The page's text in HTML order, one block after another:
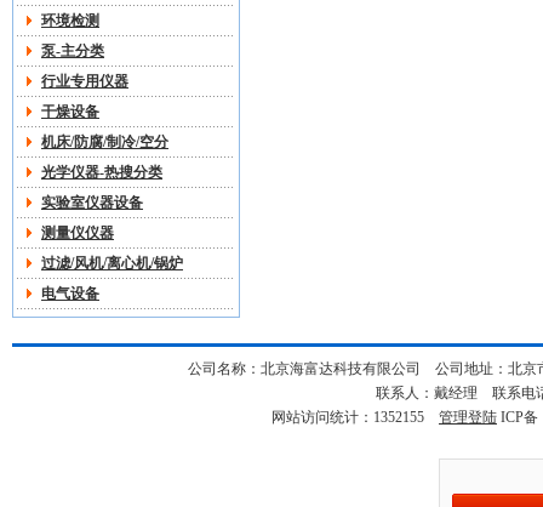
环境检测
泵-主分类
行业专用仪器
干燥设备
机床/防腐/制冷/空分
光学仪器-热搜分类
实验室仪器设备
测量仪仪器
过滤/风机/离心机/锅炉
电气设备
公司名称：北京海富达科技有限公司 公司地址：北
联系人：戴经理 联系电
网站访问统计：1352155 管理登陆 ICP备